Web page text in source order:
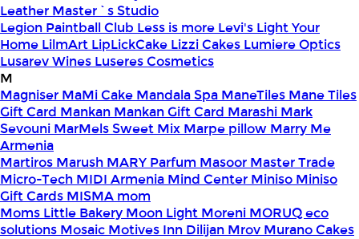
Leather Master`s Studio
Legion Paintball Club Less is more Levi's Light Your
Home LilmArt LipLickCake Lizzi Cakes Lumiere Optics
Lusarev Wines Luseres Cosmetics
M
Magniser MaMi Cake Mandala Spa ManeTiles Mane Tiles
Gift Card Mankan Mankan Gift Card Marashi Mark
Sevouni MarMels Sweet Mix Marpe pillow Marry Me
Armenia
Martiros Marush MARY Parfum Masoor Master Trade
Micro-Tech MIDI Armenia Mind Center Miniso Miniso
Gift Cards MISMA mom
Moms Little Bakery Moon Light Moreni MORUQ eco
solutions Mosaic Motives Inn Dilijan Mrov Murano Cakes